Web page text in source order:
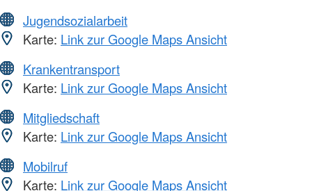
Jugendsozialarbeit
Karte: Link zur Google Maps Ansicht
Krankentransport
Karte: Link zur Google Maps Ansicht
Mitgliedschaft
Karte: Link zur Google Maps Ansicht
Mobilruf
Karte: Link zur Google Maps Ansicht